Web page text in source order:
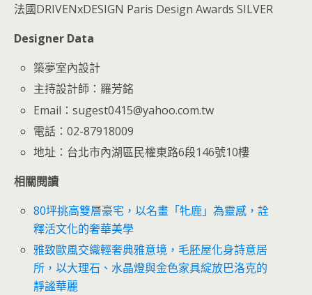
法國DRIVENxDESIGN Paris Design Awards SILVER
Designer Data
築夢室內設計
主持設計師：羅芳銘
Email：sugest0415@yahoo.com.tw
電話：02-87918009
地址：台北市內湖區民權東路6段146號10樓
相關閱讀
80坪挑高雙層豪宅，以名畫「牝鹿」為靈感，詮
釋活文化的奢華美學
雅致歐風交織輕奢典雅意境，毛胚屋化身詩意居
所，以大理石、水晶燈與金色家具綻放巴洛克的
靜謐華麗